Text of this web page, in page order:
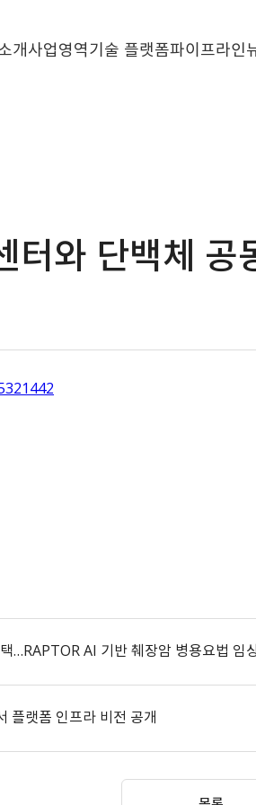
개사업영역기술 플랫폼파이프라인
터와 단백체 공
…RAPTOR AI 기반 췌장암 병용요법 임
플랫폼 인프라 비전 공개